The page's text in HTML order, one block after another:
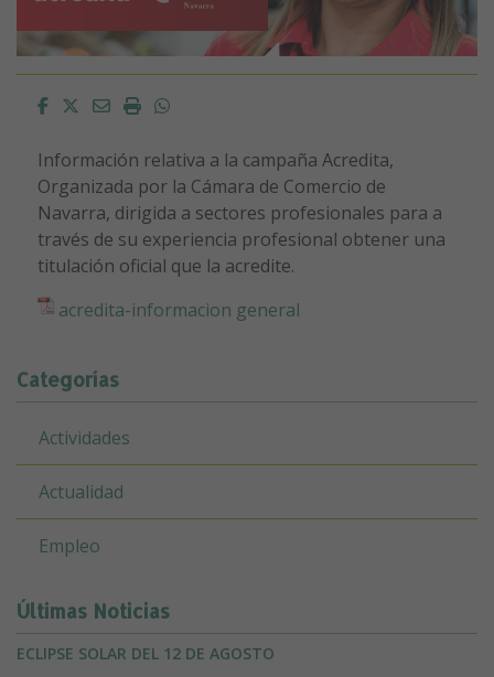
Facebook
Twitter
EmailImprimirWhatsapp
Información relativa a la campaña Acredita,
Organizada por la Cámara de Comercio de
Navarra, dirigida a sectores profesionales para a
través de su experiencia profesional obtener una
titulación oficial que la acredite.
acredita-informacion general
Categorías
Actividades
Actualidad
Empleo
Últimas Noticias
ECLIPSE SOLAR DEL 12 DE AGOSTO